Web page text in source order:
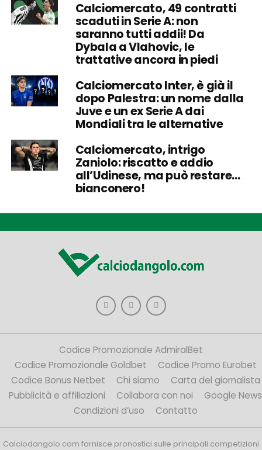
Calciomercato, 49 contratti
scaduti in Serie A: non
saranno tutti addii! Da
Dybala a Vlahovic, le
trattative ancora in piedi
Calciomercato Inter, è già il
dopo Palestra: un nome dalla
Juve e un ex Serie A dai
Mondiali tra le alternative
Calciomercato, intrigo
Zaniolo: riscatto e addio
all’Udinese, ma può restare…
bianconero!
Codice Promozionale AdmiralBet
Codice Promozionale Goldbet
Codice Promo Eurobet
Codice Bonus Netbet
Chi siamo
Carta del giornalista
Pubblicità e affiliazioni
Collabora con noi
Google News
Condizioni d’uso
Contatto
Calciodangolo.com fornisce pronostici sulle principali competizioni